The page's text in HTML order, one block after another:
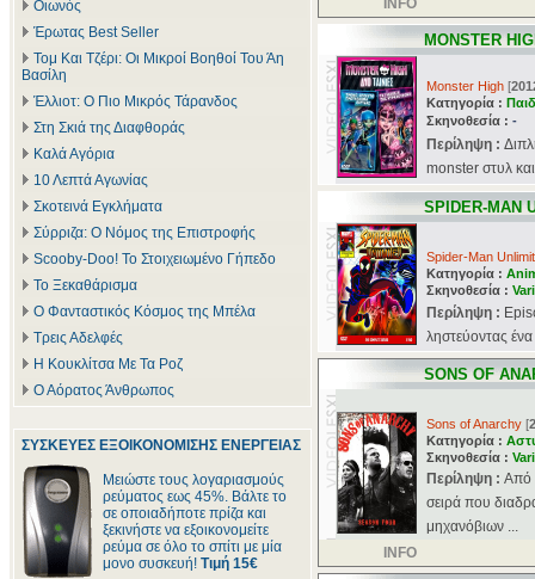
Οιωνός
Έρωτας Best Seller
Τομ Και Τζέρι: Οι Μικροί Βοηθοί Του Άη
Βασίλη
Έλλιοτ: Ο Πιο Μικρός Τάρανδος
Στη Σκιά της Διαφθοράς
Καλά Αγόρια
10 Λεπτά Αγωνίας
Σκοτεινά Εγκλήματα
Σύρριζα: Ο Νόμος της Επιστροφής
Scooby-Doo! Το Στοιχειωμένο Γήπεδο
Το Ξεκαθάρισμα
Ο Φανταστικός Κόσμος της Μπέλα
Τρεις Αδελφές
Η Κουκλίτσα Με Τα Ροζ
Ο Αόρατος Άνθρωπος
ΣΥΣΚΕΥΕΣ ΕΞΟΙΚΟΝΟΜΙΣΗΣ ΕΝΕΡΓΕΙΑΣ
Μειώστε τους λογαριασμούς
ρεύματος εως 45%. Βάλτε το
σε οποιαδήποτε πρίζα και
ξεκινήστε να εξοικονομείτε
ρεύμα σε όλο το σπίτι με μία
μονο συσκευή! Τιμή 15€
INFO
MONSTER
Monster High [
Κατηγορία :
Σκηνοθεσία : -
Περίληψη :
monster στυλ
SPIDER-MAN
Spider-Man
Κατηγορία :
Σκηνοθεσία :
Περίληψη :
ληστεύοντας
SONS OF
Sons of Anarchy [
Κατηγορία :
Σκηνοθεσία :
Περίληψη : Aπό
σειρά που
μηχανόβιων ...
INFO